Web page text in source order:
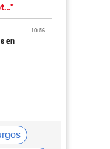
10:56
en